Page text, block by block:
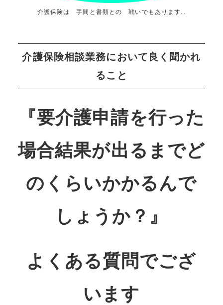
介護保険は 手間と書類との 戦いでもあります…
介護保険相談業務において良く聞かれ
ること
『要介護申請を行った
場合結果が出るまでど
のくらいかかるんで
しょうか？』
よくある質問でござ
います